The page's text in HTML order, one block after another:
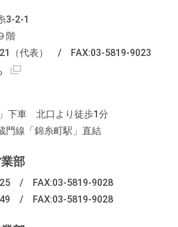
3-2-1
階
（代表）
/
FAX:03-5819-9023
」下車 北口より徒歩1分
門線「錦糸町駅」直結
部
/
FAX:03-5819-9028
/ FAX:03-5819-9028